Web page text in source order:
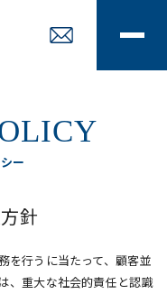
ー
針
を行うに当たって、顧客並
、重大な社会的責任と認識